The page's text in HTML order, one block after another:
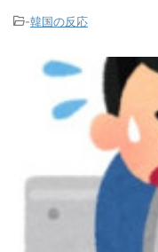
-韓国の反応